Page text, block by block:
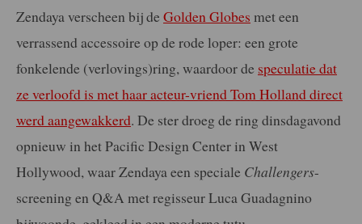
Zendaya verscheen bij de Golden Globes met een
verrassend accessoire op de rode loper: een grote
fonkelende (verlovings)ring, waardoor de speculatie dat
ze verloofd is met haar acteur-vriend Tom Holland direct
werd aangewakkerd. De ster droeg de ring dinsdagavond
opnieuw in het Pacific Design Center in West
Hollywood, waar Zendaya een speciale Challengers-
screening en Q&A met regisseur Luca Guadagnino